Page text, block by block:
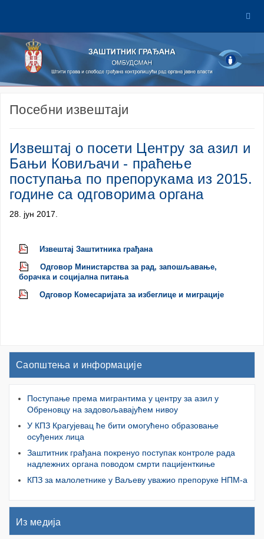
Посебни извештаји
Извештај о посети Центру за азил и
Бањи Ковиљачи - праћење
поступања по препорукама из 2015.
године са одговорима органа
28. јун 2017.
Извештај Заштитника грађана
Одговор Министарства за рад, запошљавање,
борачка и социјална питања
Одговор Комесаријата за избеглице и миграције
Саопштења и информације
Поступање према мигрантима у центру за азил у
Обреновцу на задовољавајућем нивоу
У КПЗ Крагујевац ће бити омогућено образовање
осуђених лица
Заштитник грађана покренуо поступак контроле рада
надлежних органа поводом смрти пацијенткиње
КПЗ за малолетнике у Ваљеву уважио препоруке НПМ-а
Из медија